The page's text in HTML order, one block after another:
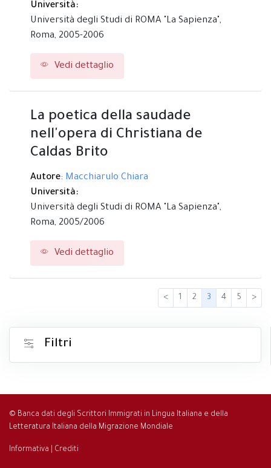
Filtri
Università:
Università degli Studi di ROMA "La Sapienza",
Roma, 2005-2006
Vedi dettaglio
La poetica della saudade
nell'opera di Christiana de
Caldas Brito
Autore: Macchiarulo Chiara
Università:
Università degli Studi di ROMA "La Sapienza",
Roma, 2005/2006
Vedi dettaglio
< 1 2 3 4 5 >
© Banca dati degli Scrittori Immigrati in Lingua Italiana e della
Letteratura Italiana della Migrazione Mondiale
Informativa Crediti